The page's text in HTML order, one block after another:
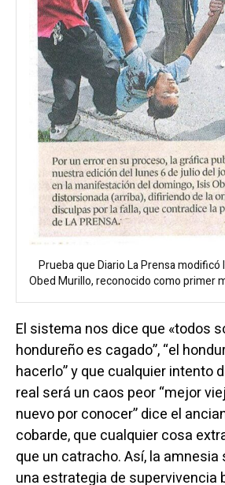
Prueba que Diario La Prensa
Obed Murillo, reconocido como primer
El sistema nos dice que «todos
hondureño es cagado”, “el
hacerlo” y que cualquier intento
real será un caos peor “mejor
nuevo por conocer” dice el
cobarde, que cualquier cosa
que un catracho. Así, la
una estrategia de supervivencia